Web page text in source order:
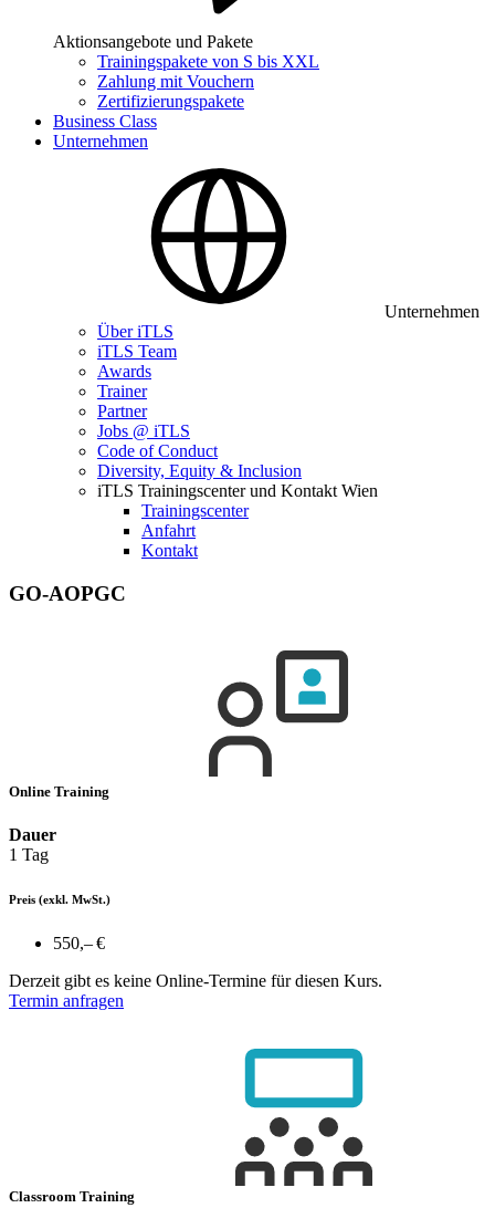
Aktionsangebote und Pakete
Trainingspakete von S bis XXL
Zahlung mit Vouchern
Zertifizierungspakete
Business Class
Unternehmen
Unternehmen
Über iTLS
iTLS Team
Awards
Trainer
Partner
Jobs @ iTLS
Code of Conduct
Diversity, Equity & Inclusion
iTLS Trainingscenter und Kontakt Wien
Trainingscenter
Anfahrt
Kontakt
GO-AOPGC
Online Training
Dauer
1 Tag
Preis (exkl. MwSt.)
550,– €
Derzeit gibt es keine Online-Termine für diesen Kurs.
Termin anfragen
Classroom Training